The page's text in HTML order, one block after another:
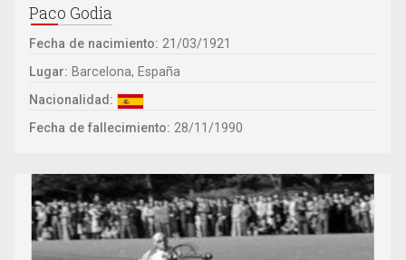
Paco Godia
Fecha de nacimiento: 21/03/1921
Lugar: Barcelona, España
Nacionalidad:
Fecha de fallecimiento: 28/11/1990